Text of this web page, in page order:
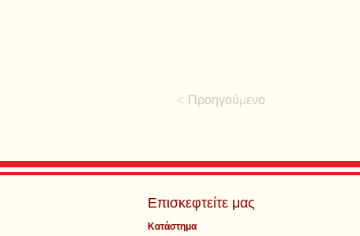
< Προηγούμενο
Επισκεφτείτε μας
Κατάστημα